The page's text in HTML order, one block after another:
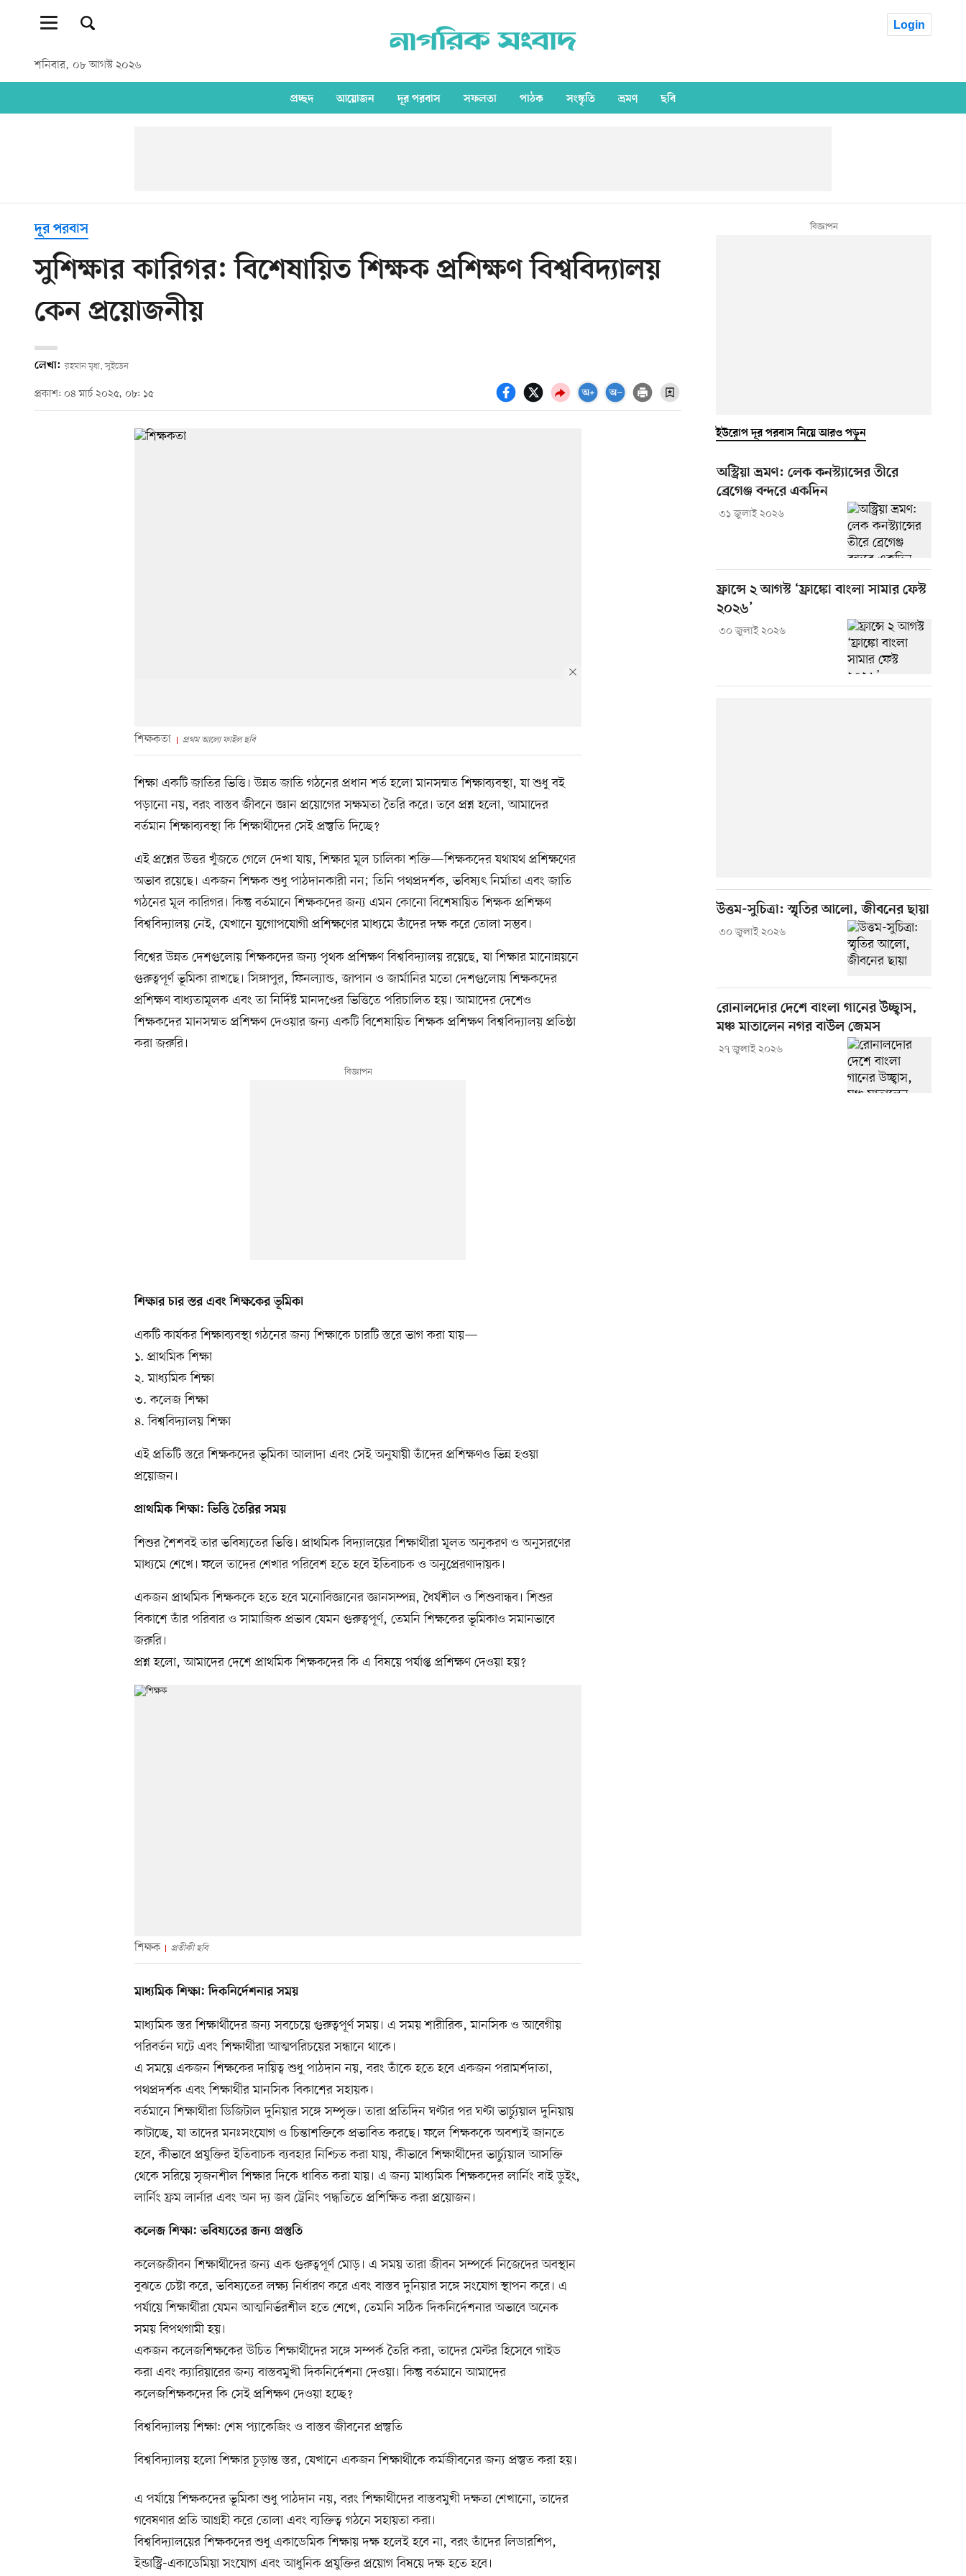
শনিবার, ০৮ আগস্ট ২০২৬
Login
প্রচ্ছদ আয়োজন দূর পরবাস সফলতা পাঠক সংস্কৃতি ভ্রমণ ছবি
দূর পরবাস
সুশিক্ষার কারিগর: বিশেষায়িত শিক্ষক প্রশিক্ষণ বিশ্ববিদ্যালয়
কেন প্রয়োজনীয়
লেখা: রহমান মৃধা, সুইডেন
প্রকাশ: ০৪ মার্চ ২০২৫, ০৮: ১৫
শিক্ষকতা প্রথম আলো ফাইল ছবি
শিক্ষা একটি জাতির ভিত্তি। উন্নত জাতি গঠনের প্রধান শর্ত হলো মানসম্মত শিক্ষাব্যবস্থা, যা শুধু বই
পড়ানো নয়, বরং বাস্তব জীবনে জ্ঞান প্রয়োগের সক্ষমতা তৈরি করে। তবে প্রশ্ন হলো, আমাদের
বর্তমান শিক্ষাব্যবস্থা কি শিক্ষার্থীদের সেই প্রস্তুতি দিচ্ছে?
এই প্রশ্নের উত্তর খুঁজতে গেলে দেখা যায়, শিক্ষার মূল চালিকা শক্তি—শিক্ষকদের যথাযথ প্রশিক্ষণের
অভাব রয়েছে। একজন শিক্ষক শুধু পাঠদানকারী নন; তিনি পথপ্রদর্শক, ভবিষ্যৎ নির্মাতা এবং জাতি
গঠনের মূল কারিগর। কিন্তু বর্তমানে শিক্ষকদের জন্য এমন কোনো বিশেষায়িত শিক্ষক প্রশিক্ষণ
বিশ্ববিদ্যালয় নেই, যেখানে যুগোপযোগী প্রশিক্ষণের মাধ্যমে তাঁদের দক্ষ করে তোলা সম্ভব।
বিশ্বের উন্নত দেশগুলোয় শিক্ষকদের জন্য পৃথক প্রশিক্ষণ বিশ্ববিদ্যালয় রয়েছে, যা শিক্ষার মানোন্নয়নে
গুরুত্বপূর্ণ ভূমিকা রাখছে। সিঙ্গাপুর, ফিনল্যান্ড, জাপান ও জার্মানির মতো দেশগুলোয় শিক্ষকদের
প্রশিক্ষণ বাধ্যতামূলক এবং তা নির্দিষ্ট মানদণ্ডের ভিত্তিতে পরিচালিত হয়। আমাদের দেশেও
শিক্ষকদের মানসম্মত প্রশিক্ষণ দেওয়ার জন্য একটি বিশেষায়িত শিক্ষক প্রশিক্ষণ বিশ্ববিদ্যালয় প্রতিষ্ঠা
করা জরুরি।
শিক্ষার চার স্তর এবং শিক্ষকের ভূমিকা
একটি কার্যকর শিক্ষাব্যবস্থা গঠনের জন্য শিক্ষাকে চারটি স্তরে ভাগ করা যায়—
১. প্রাথমিক শিক্ষা
২. মাধ্যমিক শিক্ষা
৩. কলেজ শিক্ষা
৪. বিশ্ববিদ্যালয় শিক্ষা
এই প্রতিটি স্তরে শিক্ষকদের ভূমিকা আলাদা এবং সেই অনুযায়ী তাঁদের প্রশিক্ষণও ভিন্ন হওয়া
প্রয়োজন।
প্রাথমিক শিক্ষা: ভিত্তি তৈরির সময়
শিশুর শৈশবই তার ভবিষ্যতের ভিত্তি। প্রাথমিক বিদ্যালয়ের শিক্ষার্থীরা মূলত অনুকরণ ও অনুসরণের
মাধ্যমে শেখে। ফলে তাদের শেখার পরিবেশ হতে হবে ইতিবাচক ও অনুপ্রেরণাদায়ক।
একজন প্রাথমিক শিক্ষককে হতে হবে মনোবিজ্ঞানের জ্ঞানসম্পন্ন, ধৈর্যশীল ও শিশুবান্ধব। শিশুর
বিকাশে তাঁর পরিবার ও সামাজিক প্রভাব যেমন গুরুত্বপূর্ণ, তেমনি শিক্ষকের ভূমিকাও সমানভাবে
জরুরি।
প্রশ্ন হলো, আমাদের দেশে প্রাথমিক শিক্ষকদের কি এ বিষয়ে পর্যাপ্ত প্রশিক্ষণ দেওয়া হয়?
শিক্ষক প্রতীকী ছবি
মাধ্যমিক শিক্ষা: দিকনির্দেশনার সময়
মাধ্যমিক স্তর শিক্ষার্থীদের জন্য সবচেয়ে গুরুত্বপূর্ণ সময়। এ সময় শারীরিক, মানসিক ও আবেগীয়
পরিবর্তন ঘটে এবং শিক্ষার্থীরা আত্মপরিচয়ের সন্ধানে থাকে।
এ সময়ে একজন শিক্ষকের দায়িত্ব শুধু পাঠদান নয়, বরং তাঁকে হতে হবে একজন পরামর্শদাতা,
পথপ্রদর্শক এবং শিক্ষার্থীর মানসিক বিকাশের সহায়ক।
বর্তমানে শিক্ষার্থীরা ডিজিটাল দুনিয়ার সঙ্গে সম্পৃক্ত। তারা প্রতিদিন ঘণ্টার পর ঘণ্টা ভার্চ্যুয়াল দুনিয়ায়
কাটাচ্ছে, যা তাদের মনঃসংযোগ ও চিন্তাশক্তিকে প্রভাবিত করছে। ফলে শিক্ষককে অবশ্যই জানতে
হবে, কীভাবে প্রযুক্তির ইতিবাচক ব্যবহার নিশ্চিত করা যায়, কীভাবে শিক্ষার্থীদের ভার্চ্যুয়াল আসক্তি
থেকে সরিয়ে সৃজনশীল শিক্ষার দিকে ধাবিত করা যায়। এ জন্য মাধ্যমিক শিক্ষকদের লার্নিং বাই ডুইং,
লার্নিং ফ্রম লার্নার এবং অন দ্য জব ট্রেনিং পদ্ধতিতে প্রশিক্ষিত করা প্রয়োজন।
কলেজ শিক্ষা: ভবিষ্যতের জন্য প্রস্তুতি
কলেজজীবন শিক্ষার্থীদের জন্য এক গুরুত্বপূর্ণ মোড়। এ সময় তারা জীবন সম্পর্কে নিজেদের অবস্থান
বুঝতে চেষ্টা করে, ভবিষ্যতের লক্ষ্য নির্ধারণ করে এবং বাস্তব দুনিয়ার সঙ্গে সংযোগ স্থাপন করে। এ
পর্যায়ে শিক্ষার্থীরা যেমন আত্মনির্ভরশীল হতে শেখে, তেমনি সঠিক দিকনির্দেশনার অভাবে অনেক
সময় বিপথগামী হয়।
একজন কলেজশিক্ষকের উচিত শিক্ষার্থীদের সঙ্গে সম্পর্ক তৈরি করা, তাদের মেন্টর হিসেবে গাইড
করা এবং ক্যারিয়ারের জন্য বাস্তবমুখী দিকনির্দেশনা দেওয়া। কিন্তু বর্তমানে আমাদের
কলেজশিক্ষকদের কি সেই প্রশিক্ষণ দেওয়া হচ্ছে?
বিশ্ববিদ্যালয় শিক্ষা: শেষ প্যাকেজিং ও বাস্তব জীবনের প্রস্তুতি
বিশ্ববিদ্যালয় হলো শিক্ষার চূড়ান্ত স্তর, যেখানে একজন শিক্ষার্থীকে কর্মজীবনের জন্য প্রস্তুত করা হয়।
এ পর্যায়ে শিক্ষকদের ভূমিকা শুধু পাঠদান নয়, বরং শিক্ষার্থীদের বাস্তবমুখী দক্ষতা শেখানো, তাদের
গবেষণার প্রতি আগ্রহী করে তোলা এবং ব্যক্তিত্ব গঠনে সহায়তা করা।
বিশ্ববিদ্যালয়ের শিক্ষকদের শুধু একাডেমিক শিক্ষায় দক্ষ হলেই হবে না, বরং তাঁদের লিডারশিপ,
ইন্ডাস্ট্রি-একাডেমিয়া সংযোগ এবং আধুনিক প্রযুক্তির প্রয়োগ বিষয়ে দক্ষ হতে হবে।
ইউরোপ দূর পরবাস নিয়ে আরও পড়ুন
অস্ট্রিয়া ভ্রমণ: লেক কনস্ট্যান্সের তীরে
ব্রেগেঞ্জ বন্দরে একদিন
৩১ জুলাই ২০২৬
ফ্রান্সে ২ আগস্ট ‘ফ্রাঙ্কো বাংলা সামার ফেস্ট
২০২৬’
৩০ জুলাই ২০২৬
উত্তম-সুচিত্রা: স্মৃতির আলো, জীবনের ছায়া
৩০ জুলাই ২০২৬
রোনালদোর দেশে বাংলা গানের উচ্ছ্বাস,
মঞ্চ মাতালেন নগর বাউল জেমস
২৭ জুলাই ২০২৬